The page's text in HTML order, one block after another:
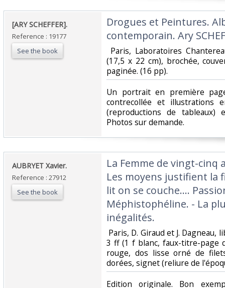
‎[ARY SCHEFFER].‎
Reference : 19177
See the book
‎Drogues et Peintures.
contemporain. Ary
Paris, Laboratoires
(17,5 x 22 cm), brochée,
paginée. (16 pp). ‎
‎Un portrait en première
contrecollée et illustrations
(reproductions de tableaux)
Photos sur demande.‎
‎AUBRYET Xavier.‎
Reference : 27912
See the book
‎La Femme de vingt-cinq
Les moyens justifient la
lit on se couche....
Méphistophéline. - La
inégalités.‎
Paris, D. Giraud et J.
3 ff (1 f blanc, faux-titre-page
rouge, dos lisse orné de
dorées, signet (reliure de
‎Edition originale. Bon